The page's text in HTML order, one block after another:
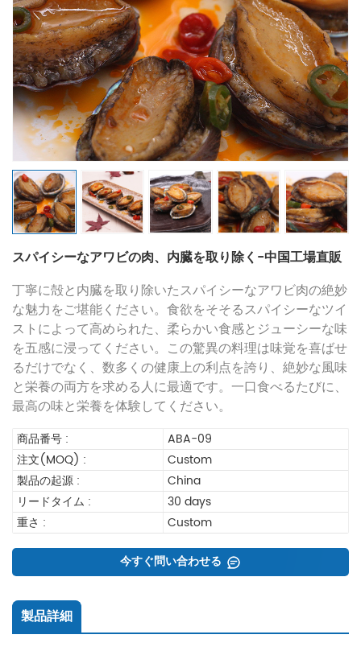
スパイシーなアワビの肉、内臓を取り除く-中国工場直販
丁寧に殻と内臓を取り除いたスパイシーなアワビ肉の絶妙
な魅力をご堪能ください。食欲をそそるスパイシーなツイ
ストによって高められた、柔らかい食感とジューシーな味
を五感に浸ってください。この驚異の料理は味覚を喜ばせ
るだけでなく、数多くの健康上の利点を誇り、絶妙な風味
と栄養の両方を求める人に最適です。一口食べるたびに、
最高の味と栄養を体験してください。
商品番号 :
ABA-09
注文(MOQ) :
Custom
製品の起源 :
China
リードタイム :
30 days
重さ :
Custom
今すぐ問い合わせる
製品詳細